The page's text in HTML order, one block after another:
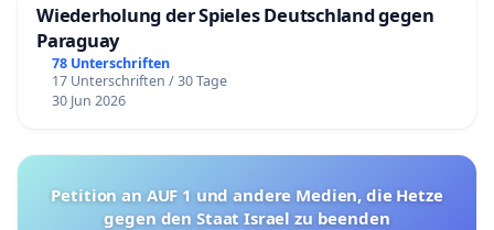
Wiederholung der Spieles Deutschland gegen
Paraguay
78 Unterschriften
17 Unterschriften / 30 Tage
30 Jun 2026
Petition an AUF 1 und andere Medien, die Hetze
gegen den Staat Israel zu beenden